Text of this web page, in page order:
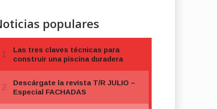
populares